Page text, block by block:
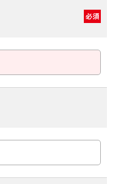
必須